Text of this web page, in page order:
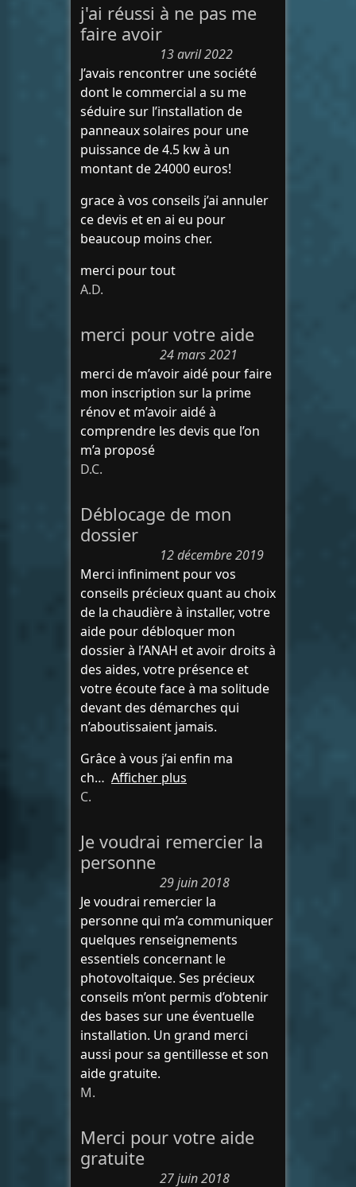
j'ai réussi à ne pas me
faire avoir
13 avril 2022
J’avais rencontrer une société
dont le commercial a su me
séduire sur l’installation de
panneaux solaires pour une
puissance de 4.5 kw à un
montant de 24000 euros!
grace à vos conseils j’ai annuler
ce devis et en ai eu pour
beaucoup moins cher.
merci pour tout
A.D.
merci pour votre aide
24 mars 2021
merci de m’avoir aidé pour faire
mon inscription sur la prime
rénov et m’avoir aidé à
comprendre les devis que l’on
m’a proposé
D.C.
Déblocage de mon
dossier
12 décembre 2019
Merci infiniment pour vos
conseils précieux quant au choix
de la chaudière à installer, votre
aide pour débloquer mon
dossier à l’ANAH et avoir droits à
des aides, votre présence et
votre écoute face à ma solitude
devant des démarches qui
n’aboutissaient jamais.
Grâce à vous j’ai enfin ma
ch
Afficher plus
C.
Je voudrai remercier la
personne
29 juin 2018
Je voudrai remercier la
personne qui m’a communiquer
quelques renseignements
essentiels concernant le
photovoltaique. Ses précieux
conseils m’ont permis d’obtenir
des bases sur une éventuelle
installation. Un grand merci
aussi pour sa gentillesse et son
aide gratuite.
M.
Merci pour votre aide
gratuite
27 juin 2018